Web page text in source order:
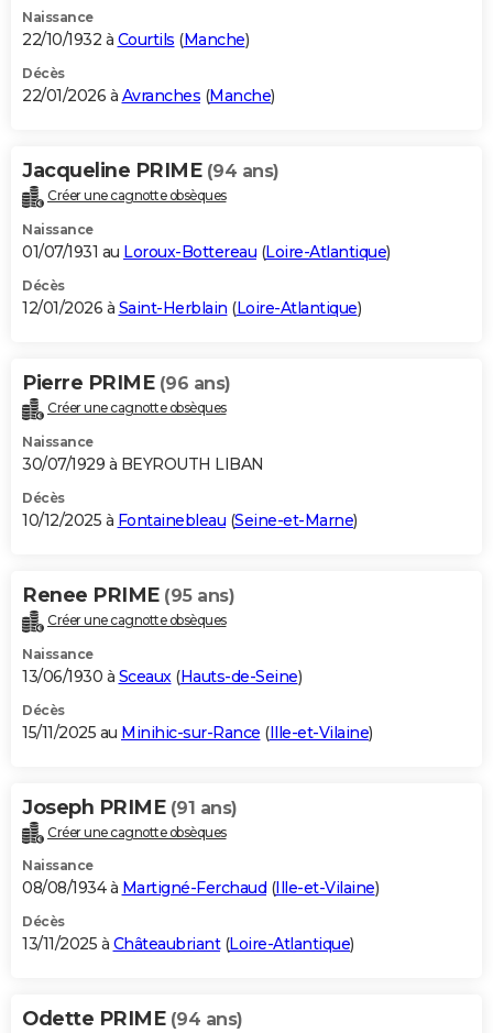
Naissance
22/10/1932 à Courtils (Manche)
Décès
22/01/2026 à Avranches (Manche)
Jacqueline PRIME (94 ans)
Créer une cagnotte obsèques
Naissance
01/07/1931 au Loroux-Bottereau (Loire-Atlantique)
Décès
12/01/2026 à Saint-Herblain (Loire-Atlantique)
Pierre PRIME (96 ans)
Créer une cagnotte obsèques
Naissance
30/07/1929 à BEYROUTH LIBAN
Décès
10/12/2025 à Fontainebleau (Seine-et-Marne)
Renee PRIME (95 ans)
Créer une cagnotte obsèques
Naissance
13/06/1930 à Sceaux (Hauts-de-Seine)
Décès
15/11/2025 au Minihic-sur-Rance (Ille-et-Vilaine)
Joseph PRIME (91 ans)
Créer une cagnotte obsèques
Naissance
08/08/1934 à Martigné-Ferchaud (Ille-et-Vilaine)
Décès
13/11/2025 à Châteaubriant(Loire-Atlantique)
Odette PRIME (94 ans)